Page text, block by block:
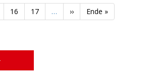
Seite
16 Seite
17 …
Nächste
Seite
››
Letzte
Seite
Ende »